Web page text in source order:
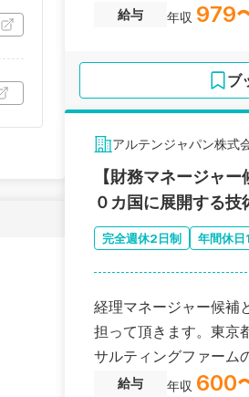
給与 年収 979
ブ
アルテンジャパン株式
【財務マネージャ
０カ国に展開する
完全週休2日制 年間休
経理マネージャー候補
担って頂きます。東京
サルティングファーム
給与 年収 600